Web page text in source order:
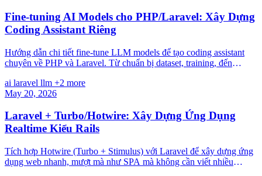
Fine-tuning AI Models cho PHP/Laravel: Xây Dựng
Coding Assistant Riêng
Hướng dẫn chi tiết fine-tune LLM models để tạo coding assistant
chuyên về PHP và Laravel. Từ chuẩn bị dataset, training, đến
ai laravel llm +2 more
May 20, 2026
Laravel + Turbo/Hotwire: Xây Dựng Ứng Dụng
Realtime Kiểu Rails
Tích hợp Hotwire (Turbo + Stimulus) với Laravel để xây dựng ứng
dụng web nhanh, mượt mà như SPA mà không cần viết nhiều